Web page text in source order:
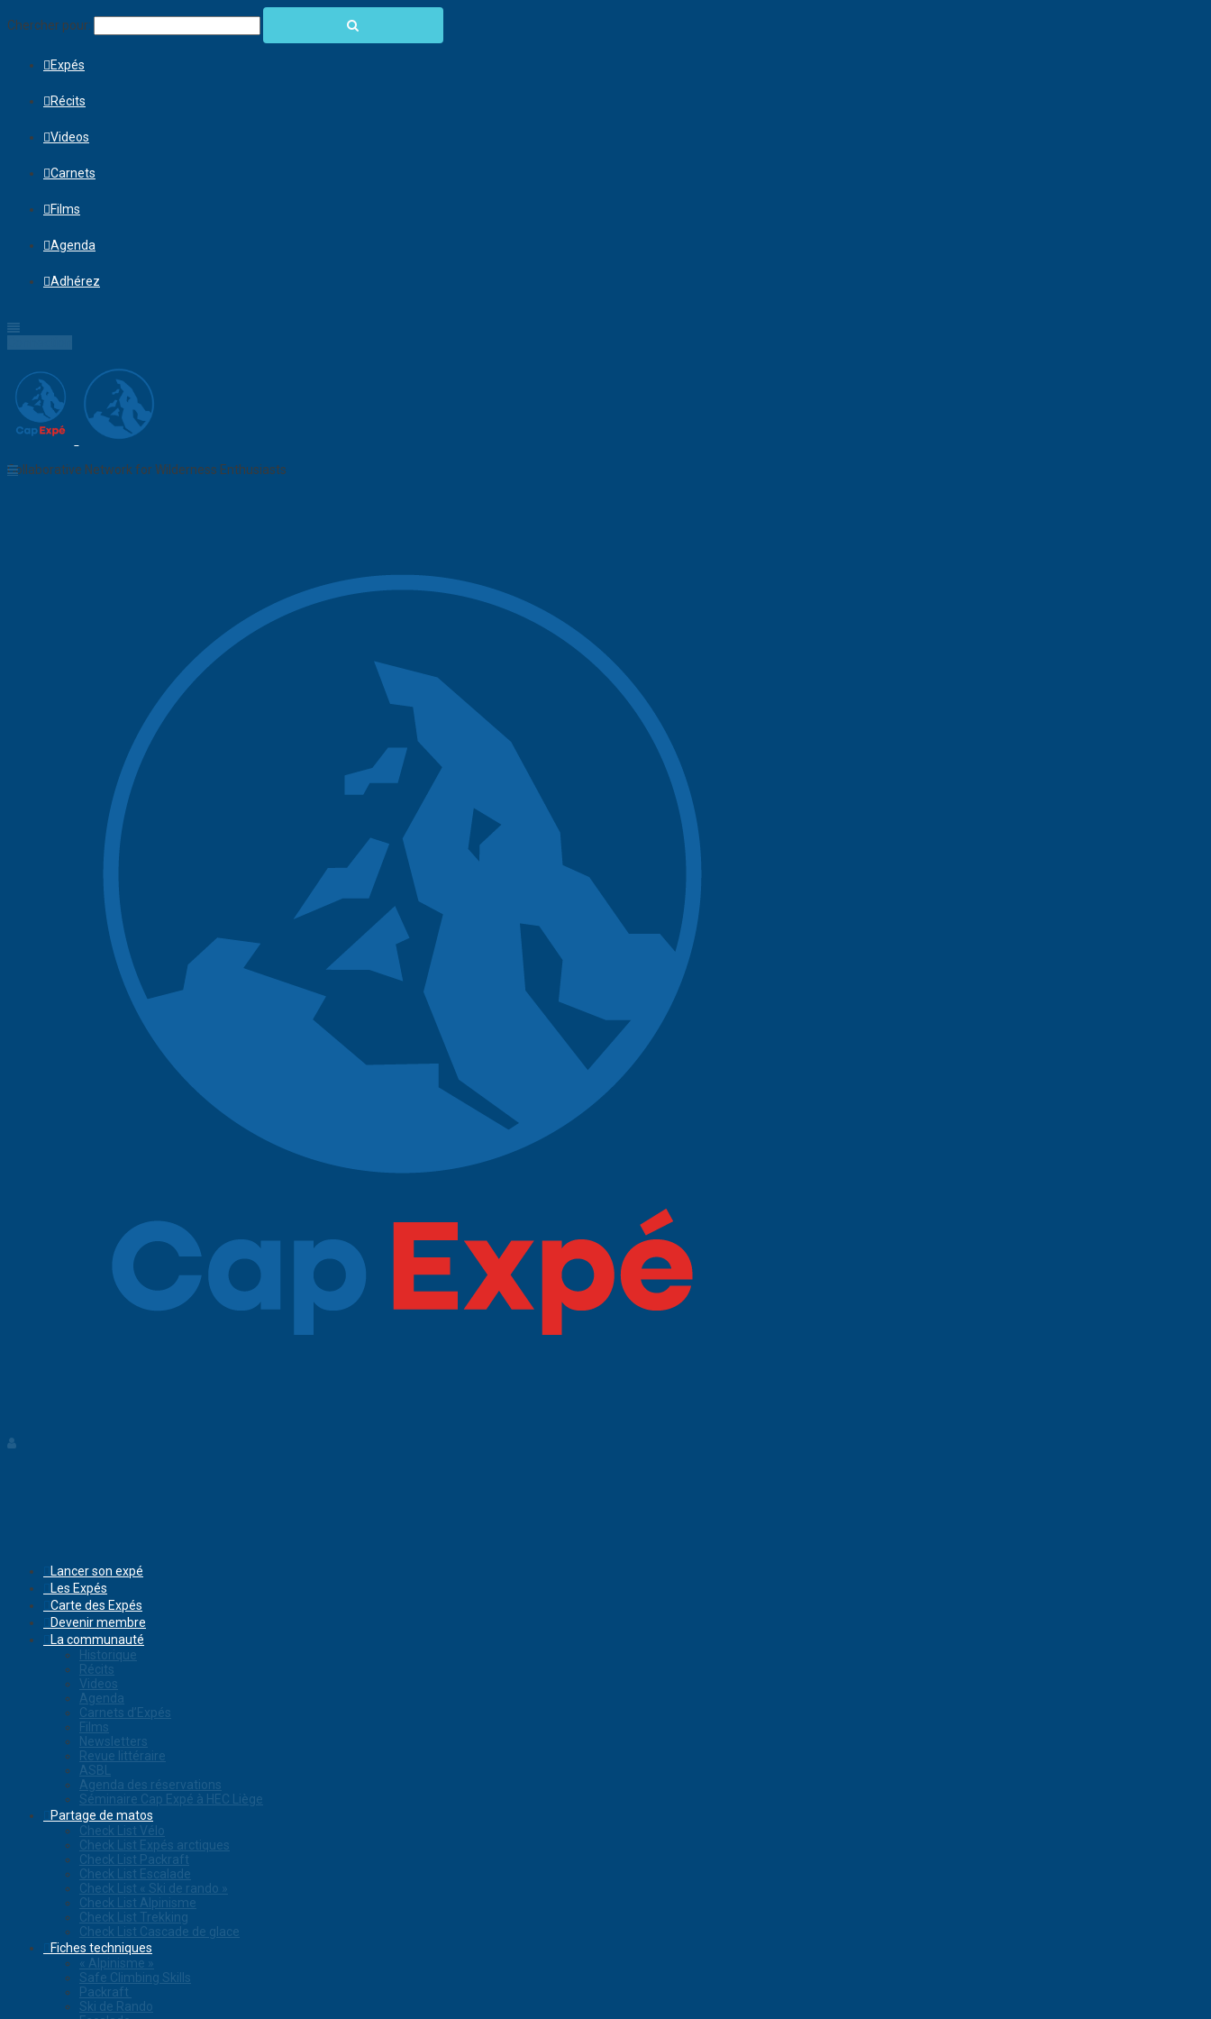
Chercher pour:
Expés
Récits
Videos
Carnets
Films
Agenda
Adhérez
Collaborative Network for Wilderness Enthusiasts
Lancer son expé
Les Expés
Carte des Expés
Devenir membre
La communauté
Historique
Récits
Videos
Agenda
Carnets d’Expés
Films
Newsletters
Revue littéraire
ASBL
Agenda des réservations
Séminaire Cap Expé à HEC Liège
Partage de matos
Check List Vélo
Check List Expés arctiques
Check List Packraft
Check List Escalade
Check List « Ski de rando »
Check List Alpinisme
Check List Trekking
Check List Cascade de glace
Fiches techniques
« Alpinisme »
Safe Climbing Skills
Packraft
Ski de Rando